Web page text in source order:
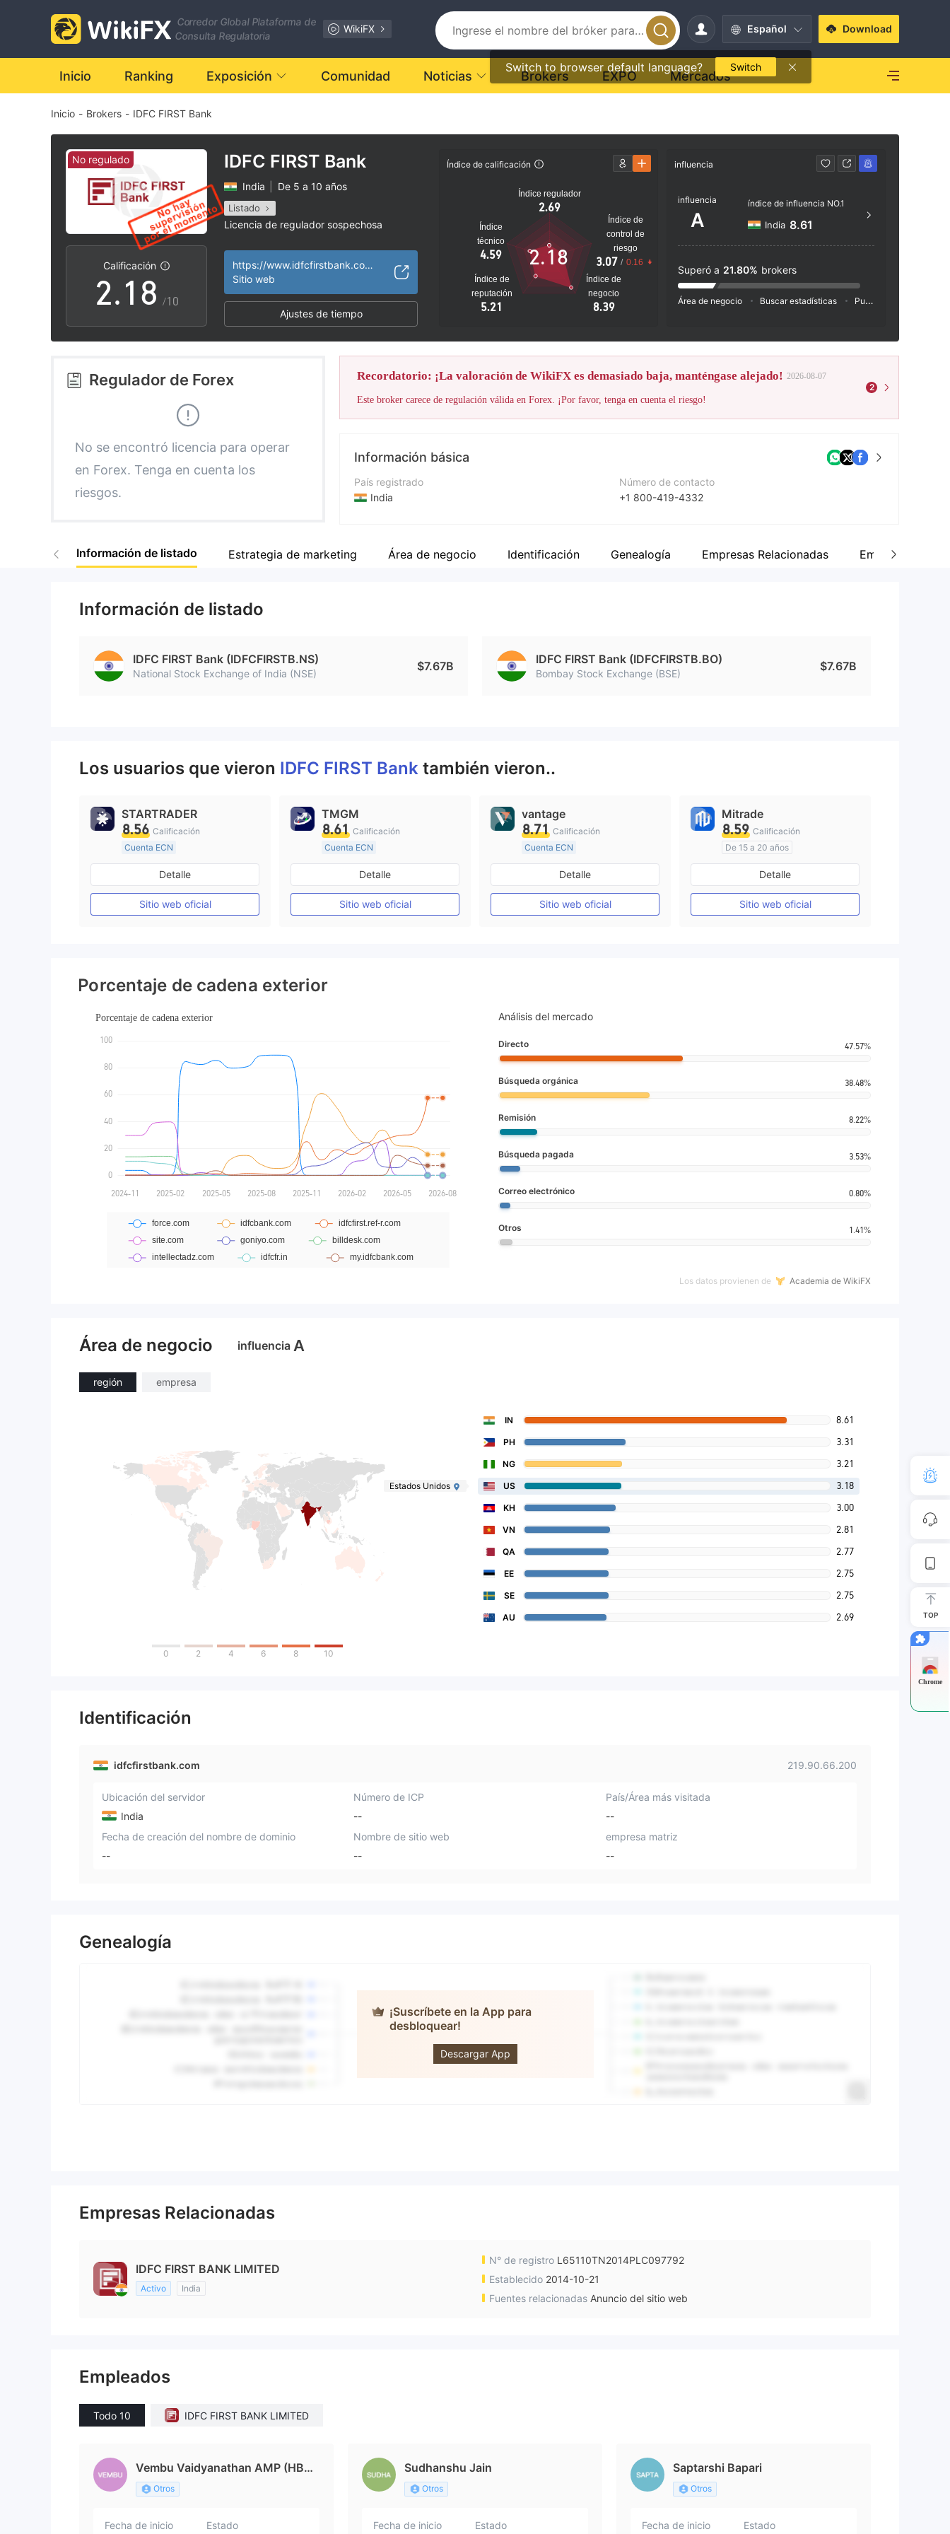
Corredor Global Plataforma de
Consulta Regulatoria
WikiFX Español
Switch to browser default language? Switch
Download
Inicio Ranking Exposición Comunidad Noticias Brokers EXPO Mercados
Inicio - Brokers - IDFC FIRST Bank
No regulado
Calificación
0
1
2
3
4
6
7
9
.
0
1
2
3
5
7
8
9
2
3
4
5
6
7
8
9
/10
IDFC FIRST Bank
India De 5 a 10 años
Listado
Licencia de regulador sospechosa
https://www.idfcfirstbank.com/
Sitio web
Ajustes de tiempo
Índice de calificación
Índice regulador
2.69
Índice
técnico
4.59
Índice de
reputación
5.21
Índice de
negocio
8.39
Índice de
control de
riesgo
3.07 / 0.16
2.18
influencia
influencia
A
índice de influencia NO.1
India 8.61
Superó a 21.80% brokers
Área de negocio Buscar estadísticas Publicidad
Regulador de Forex
No se encontró licencia para operar
en Forex. Tenga en cuenta los
riesgos.
Recordatorio: ¡La valoración de WikiFX es demasiado baja, manténgase alejado! 2026-08-07
Este broker carece de regulación válida en Forex. ¡Por favor, tenga en cuenta el riesgo!
2
Información básica
País registrado
India
Empresa
Número de contacto
+1 800-419-4332
Dirección de la empresa
Información de listado Estrategia de marketing Área de negocio Identificación Genealogía Empresas Relacionadas Empleados
Información de listado
IDFC FIRST Bank (IDFCFIRSTB.NS)
National Stock Exchange of India (NSE)
$7.67B IDFC FIRST Bank (IDFCFIRSTB.BO)
Bombay Stock Exchange (BSE)
$7.67B
Los usuarios que vieron IDFC FIRST Bank también vieron..
STARTRADER
8.56 Calificación
Cuenta ECN
De 10 a 15 años
Supervisión en Australia
Creación Mercado Forex (MM)
Licencia completa de MT4
Detalle
Sitio web oficial
TMGM
8.61 Calificación
Cuenta ECN
De 10 a 15 años
Supervisión en Australia
Creación Mercado Forex (MM)
Licencia completa de MT4
Detalle
Sitio web oficial
vantage
8.71 Calificación
Cuenta ECN
De 10 a 15 años
Supervisión en Australia
Creación Mercado Forex (MM)
Licencia completa de MT4
Detalle
Sitio web oficial
Mitrade
8.59 Calificación
De 15 a 20 años
Supervisión en Australia
Auto-investigación
Detalle
Sitio web oficial
Porcentaje de cadena exterior
Análisis del mercado
Directo 47.57%
Búsqueda orgánica 38.48%
Remisión 8.22%
Búsqueda pagada 3.53%
Correo electrónico 0.80%
Otros 1.41%
Los datos provienen de Academia de WikiFX
Área de negocio influencia A
región empresa
0 2 4 6 8 10
IN 8.61
PH 3.31
NG 3.21
Estados Unidos US 3.18
KH 3.00
VN 2.81
QA 2.77
EE 2.75
SE 2.75
AU 2.69
Identificación
idfcfirstbank.com 219.90.66.200
Ubicación del servidor
India
Número de ICP
--
País/Área más visitada
--
Fecha de creación del nombre de dominio
--
Nombre de sitio web
--
empresa matriz
--
Genealogía
¡Suscríbete en la App para
desbloquear!
Descargar App
IDFC FIRST
Bank
Empresas Relacionadas
IDFC FIRST BANK LIMITED
Activo India
N° de registro L65110TN2014PLC097792
Establecido 2014-10-21
Fuentes relacionadas Anuncio del sitio web
Empleados
Todo 10 IDFC FIRST BANK LIMITED
Vembu Vaidyanathan AMP (HBS),
MBAOtros
Fecha de inicio Estado
Sudhanshu Jain
Otros
Fecha de inicio Estado
Saptarshi Bapari
Otros
Fecha de inicio Estado
TOP
Chrome